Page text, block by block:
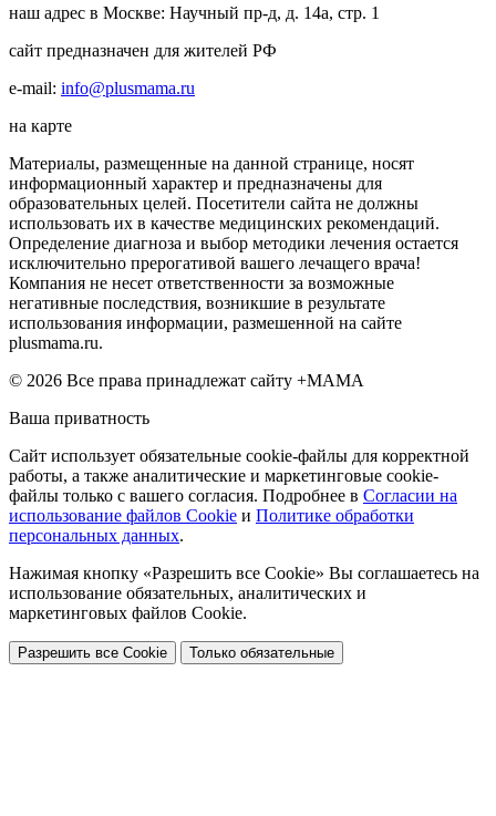
наш адрес в Москве: Научный пр-д, д. 14а, стр. 1
сайт предназначен для жителей РФ
e-mail: info@plusmama.ru
на карте
Материалы, размещенные на данной странице, носят
информационный характер и предназначены для
образовательных целей. Посетители сайта не должны
использовать их в качестве медицинских рекомендаций.
Определение диагноза и выбор методики лечения остается
исключительно прерогативой вашего лечащего врача!
Компания не несет ответственности за возможные
негативные последствия, возникшие в результате
использования информации, размешенной на сайте
plusmama.ru.
© 2026 Все права принадлежат сайту +МАМА
Ваша приватность
Сайт использует обязательные cookie-файлы для корректной
работы, а также аналитические и маркетинговые cookie-
файлы только с вашего согласия. Подробнее в Согласии на
использование файлов Cookie и Политике обработки
персональных данных.
Нажимая кнопку «Разрешить все Cookie» Вы соглашаетесь на
использование обязательных, аналитических и
маркетинговых файлов Cookie.
Разрешить все Cookie Только обязательные